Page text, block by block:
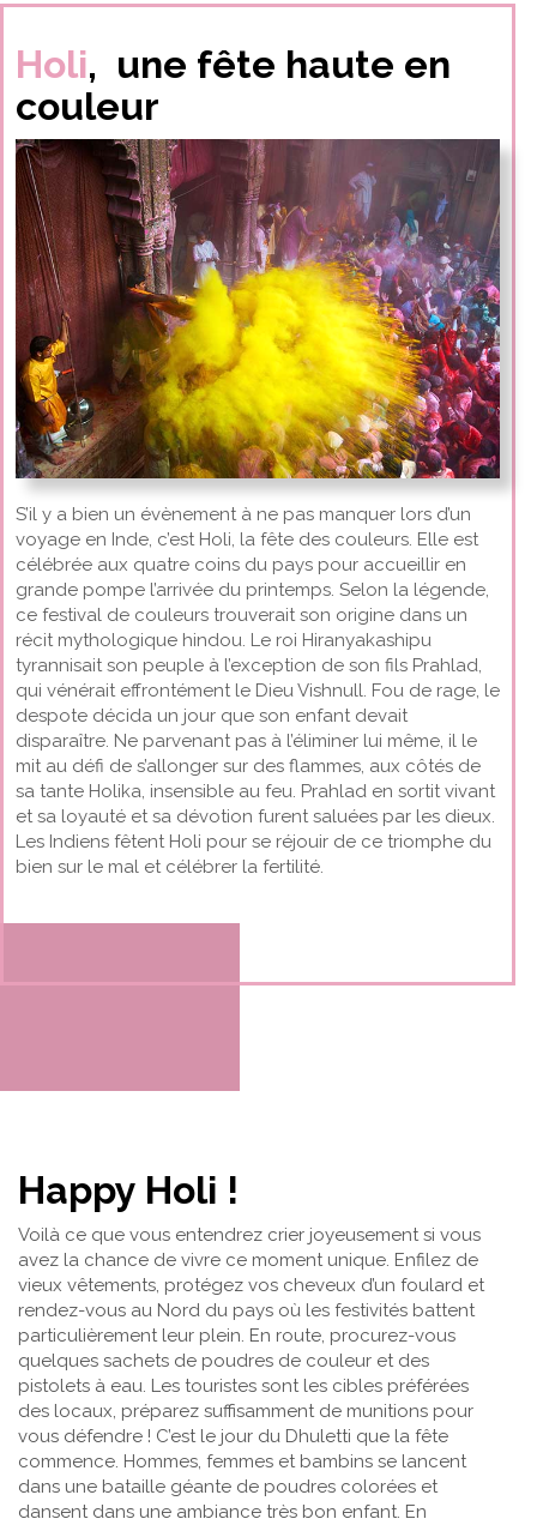
Holi, une fête haute en
couleur
S’il y a bien un évènement à ne pas manquer lors d’un
voyage en Inde, c’est Holi, la fête des couleurs. Elle est
célébrée aux quatre coins du pays pour accueillir en
grande pompe l’arrivée du printemps. Selon la légende,
ce festival de couleurs trouverait son origine dans un
récit mythologique hindou. Le roi Hiranyakashipu
tyrannisait son peuple à l’exception de son fils Prahlad,
qui vénérait effrontément le Dieu Vishnull. Fou de rage, le
despote décida un jour que son enfant devait
disparaître. Ne parvenant pas à l’éliminer lui même, il le
mit au défi de s’allonger sur des flammes, aux côtés de
sa tante Holika, insensible au feu. Prahlad en sortit vivant
et sa loyauté et sa dévotion furent saluées par les dieux.
Les Indiens fêtent Holi pour se réjouir de ce triomphe du
bien sur le mal et célébrer la fertilité.
Happy Holi !
Voilà ce que vous entendrez crier joyeusement si vous
avez la chance de vivre ce moment unique. Enfilez de
vieux vêtements, protégez vos cheveux d’un foulard et
rendez-vous au Nord du pays où les festivités battent
particulièrement leur plein. En route, procurez-vous
quelques sachets de poudres de couleur et des
pistolets à eau. Les touristes sont les cibles préférées
des locaux, préparez suffisamment de munitions pour
vous défendre ! C’est le jour du Dhuletti que la fête
commence. Hommes, femmes et bambins se lancent
dans une bataille géante de poudres colorées et
dansent dans une ambiance très bon enfant. En